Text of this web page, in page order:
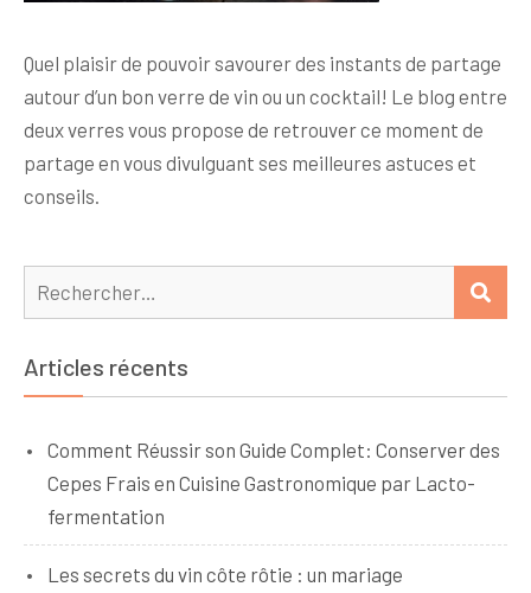
Quel plaisir de pouvoir savourer des instants de partage
autour d’un bon verre de vin ou un cocktail! Le blog entre
deux verres vous propose de retrouver ce moment de
partage en vous divulguant ses meilleures astuces et
conseils.
Rechercher :
Articles récents
Comment Réussir son Guide Complet: Conserver des
Cepes Frais en Cuisine Gastronomique par Lacto-
fermentation
Les secrets du vin côte rôtie : un mariage